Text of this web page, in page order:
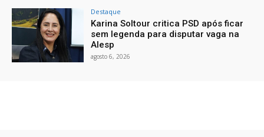
Destaque
Karina Soltour critica PSD após ficar
sem legenda para disputar vaga na
Alesp
agosto 6, 2026